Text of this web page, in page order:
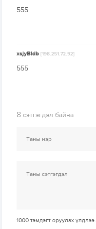
555
xsjyBldb[198.251.72.92]
555
8 сэтгэгдэл байна
1000 тэмдэгт оруулах үлдлээ.